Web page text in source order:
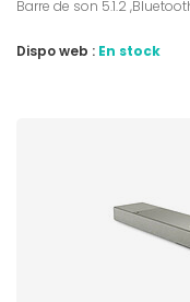
Barre de son 5.1.2
Dispo web : En stock